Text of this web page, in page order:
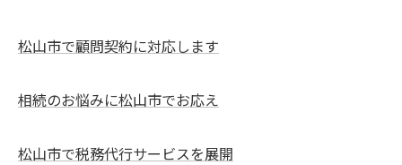
松山市で顧問契約に対応します
相続のお悩みに松山市でお応え
松山市で税務代行サービスを展開